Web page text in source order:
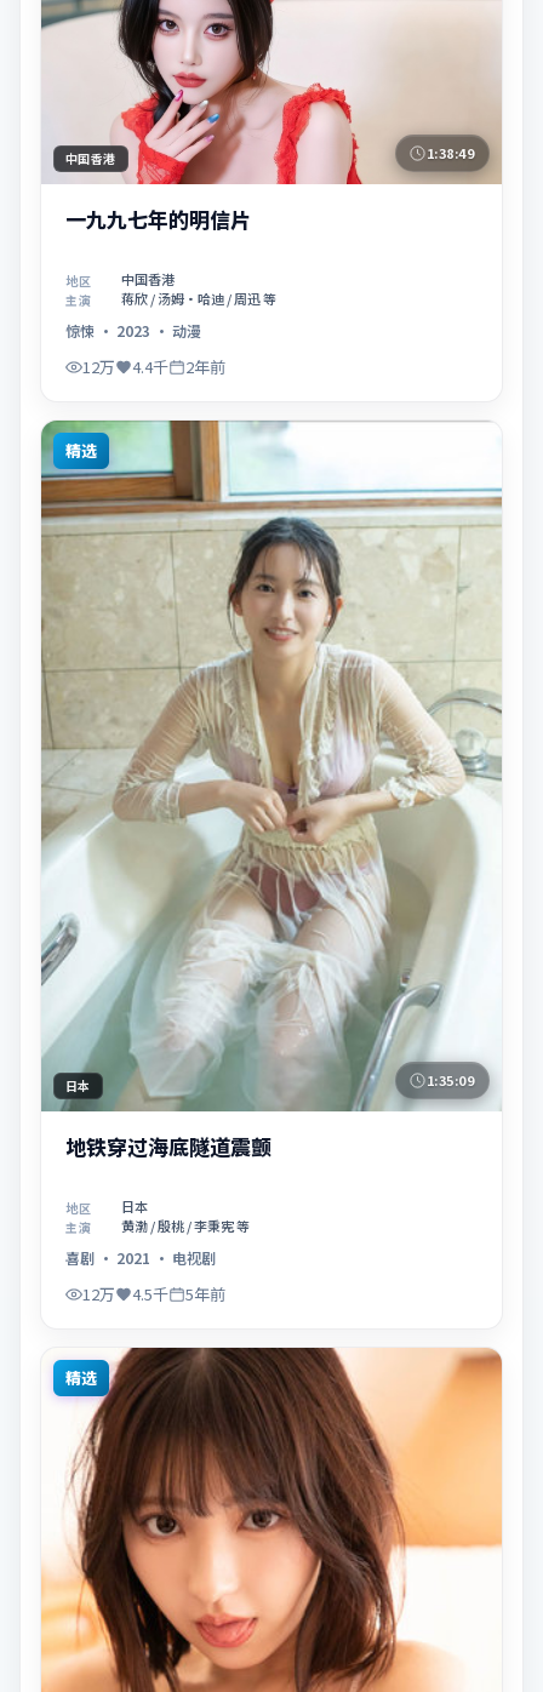
中国香港 1:38:49
一九九七年的明信片
地区 中国香港
主演 蒋欣 / 汤姆·哈迪 / 周迅 等
惊悚 · 2023 · 动漫
12万 4.4千 2年前
精选
日本 1:35:09
地铁穿过海底隧道震颤
地区 日本
主演 黄渤 / 殷桃 / 李秉宪 等
喜剧 · 2021 · 电视剧
12万 4.5千 5年前
精选